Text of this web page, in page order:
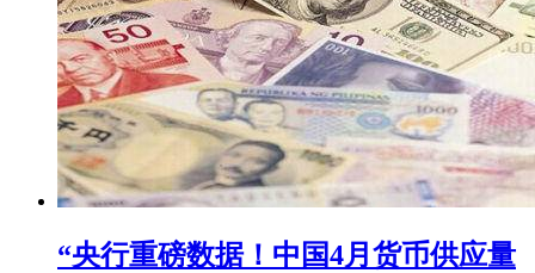
“央行重磅数据！中国4月货币供应量